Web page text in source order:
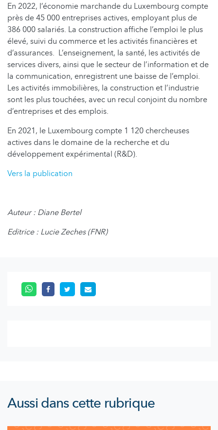
En 2022, l’économie marchande du Luxembourg compte
près de 45 000 entreprises actives, employant plus de
386 000 salariés. La construction affiche l’emploi le plus
élevé, suivi du commerce et les activités financières et
d’assurances. L’enseignement, la santé, les activités de
services divers, ainsi que le secteur de l’information et de
la communication, enregistrent une baisse de l’emploi.
Les activités immobilières, la construction et l’industrie
sont les plus touchées, avec un recul conjoint du nombre
d’entreprises et des emplois.
En 2021, le Luxembourg compte 1 120 chercheuses
actives dans le domaine de la recherche et du
développement expérimental (R&D).
Vers la publication
Auteur : Diane Bertel
Editrice : Lucie Zeches (FNR)
Aussi dans cette rubrique